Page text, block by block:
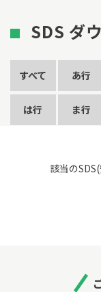
SDS ダ
すべて あ行
は行 ま行
該当の